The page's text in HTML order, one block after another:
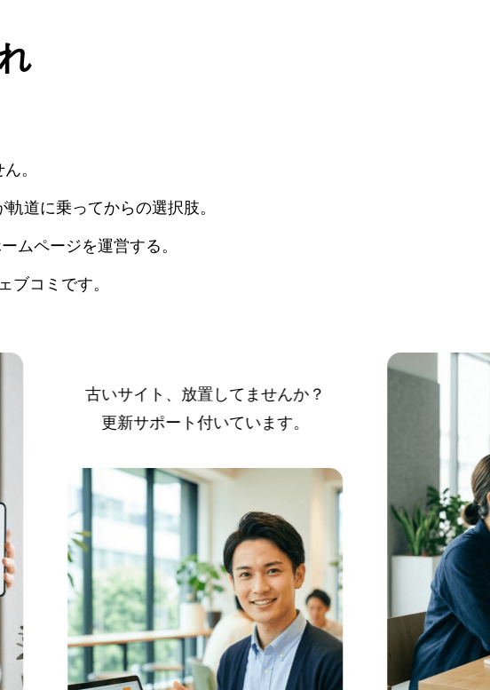
。
道に乗ってからの選択肢。
ムページを運営する。
ブコミです。
古いサイト、放置してませんか？
更新サポート付いています。